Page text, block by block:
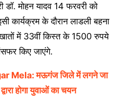
डॉ. मोहन यादव 14 फरवरी को
कार्यक्रम के दौरान लाडली बहना
में 33वीं किस्त के 1500 रुपये
किए जाएंगे.
Mela: मऊगंज जिले में लगने जा
होगा युवाओं का चयन